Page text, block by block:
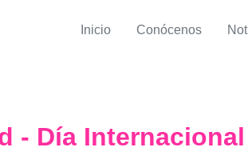
Inicio Conócenos
- Día